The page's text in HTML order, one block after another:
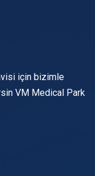
için bizimle
VM Medical Park